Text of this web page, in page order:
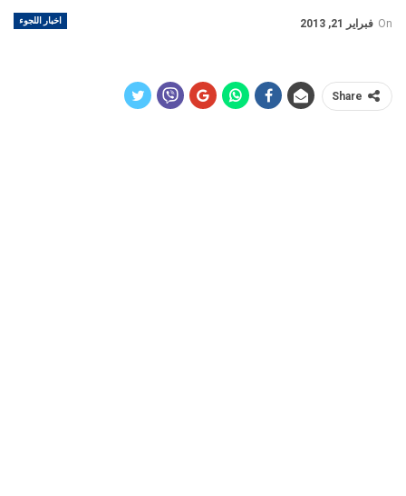
اخبار اللجوء On فبراير 21, 2013
Share